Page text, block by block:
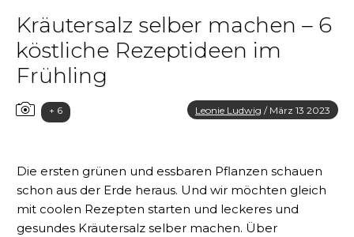
Kräutersalz selber machen – 6
köstliche Rezeptideen im
Frühling
+ 6 Leonie Ludwig / März 13 2023
Die ersten grünen und essbaren Pflanzen schauen
schon aus der Erde heraus. Und wir möchten gleich
mit coolen Rezepten starten und leckeres und
gesundes Kräutersalz selber machen. Über